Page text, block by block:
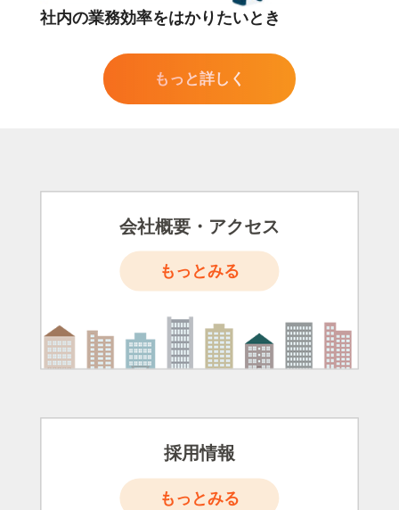
社内の業務効率をはかりたいとき
もっと詳しく
会社概要・アクセス
もっとみる
採用情報
もっとみる